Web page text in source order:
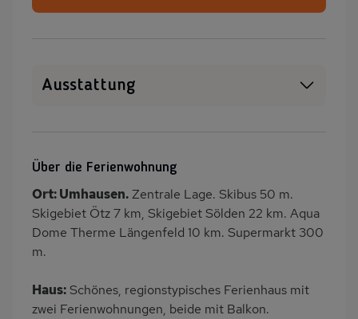
Ausstattung
Küche
Herd (4 Kochfelder)
Backofen
Geschirrspülmaschine
Kühlschrank
Kinderhochstuhl
Nichtraucher
Über die Ferienwohnung
Ort: Umhausen.Zentrale Lage. Skibus 50 m.
Skigebiet Ötz 7 km, Skigebiet Sölden 22 km. Aqua
Dome Therme Längenfeld 10 km. Supermarkt 300
m.
Haus: Schönes, regionstypisches Ferienhaus mit
zwei Ferienwohnungen, beide mit Balkon.